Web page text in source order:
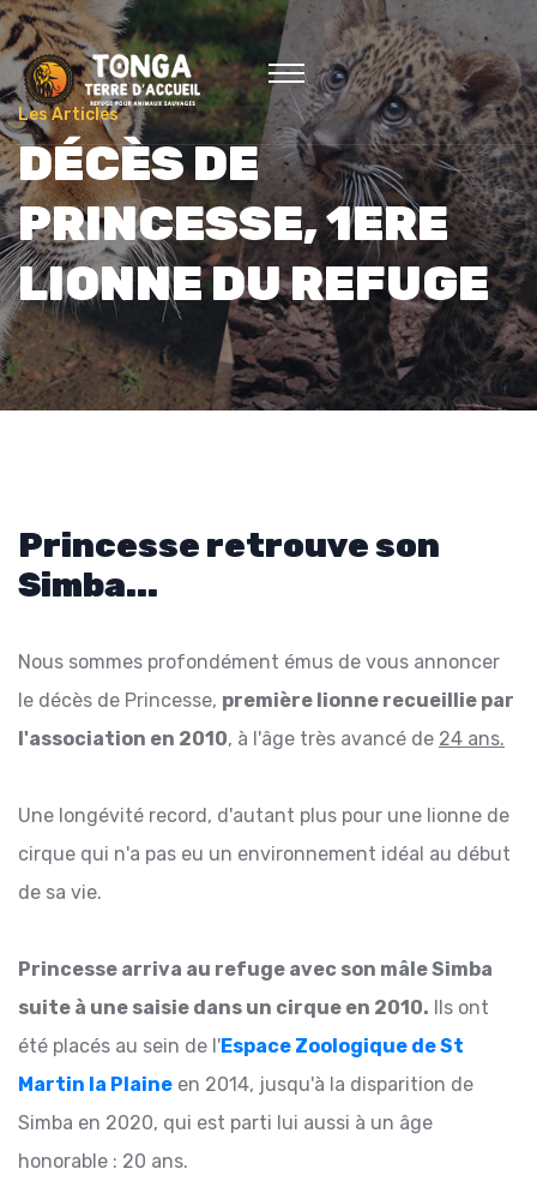
Les Articles
DÉCÈS DE
PRINCESSE, 1ERE
LIONNE DU REFUGE
Princesse retrouve son
Simba...
Nous sommes profondément émus de vous annoncer
le décès de Princesse, première lionne recueillie par
l'association en 2010, à l'âge très avancé de 24 ans.
Une longévité record, d'autant plus pour une lionne de
cirque qui n'a pas eu un environnement idéal au début
de sa vie.
Princesse arriva au refuge avec son mâle Simba
suite à une saisie dans un cirque en 2010. Ils ont
été placés au sein de l'Espace Zoologique de St
Martin la Plaine en 2014, jusqu'à la disparition de
Simba en 2020, qui est parti lui aussi à un âge
honorable : 20 ans.